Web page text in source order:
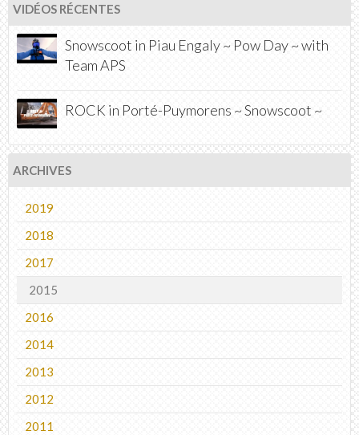
VIDÉOS RÉCENTES
Snowscoot in Piau Engaly ~ Pow Day ~ with
Team APS
ROCK in Porté-Puymorens ~ Snowscoot ~
ARCHIVES
2019
2018
2017
2015
2016
2014
2013
2012
2011